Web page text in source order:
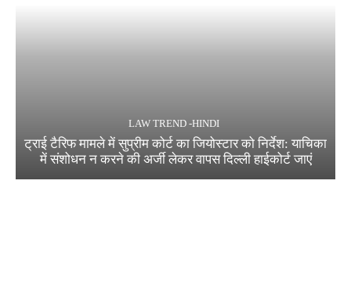
LAW TREND -HINDI
ट्राई टैरिफ मामले में सुप्रीम कोर्ट का जियोस्टार को निर्देश: याचिका
में संशोधन न करने की अर्जी लेकर वापस दिल्ली हाईकोर्ट जाएं